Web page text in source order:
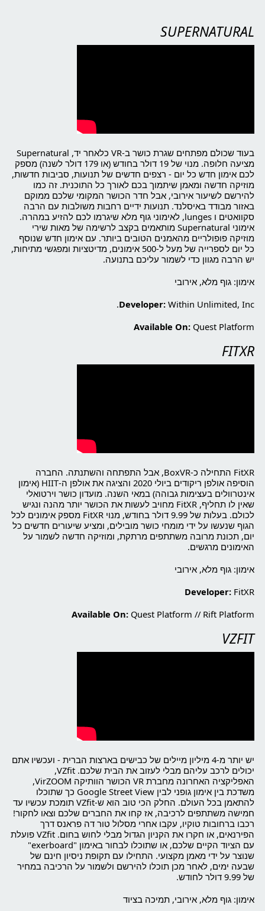
SUPERNATURAL
בעוד שכולם מפתחים שגרת כושר ב-VR כלאחר יד, Supernatural
מציעה חלופה. מנוי של 19 דולר בחודש (או 179 דולר לשנה) מספק
לכם אימון חדש כל יום - רצפים חדשים של תנועות, סביבות חדשות,
מוזיקה חדשה ומאמן שיתמוך בכם לאורך כל התוכנית. זה כמו
להירשם לשיעור אירובי, אבל חדר הכושר המקומי שלכם ממוקם
באזור מבודד באיסלנד. תנועות ידיים רחבות משולבות עם הרבה
סקוואטים ו lunges, לאימוני גוף מלא שיגרמו לכם להזיע במהרה.
אימוני Supernatural מותאמים בקצב לרשימה של מאות שירי
מוזיקה פופולריים מהאמנים הטובים ביותר. עם אימון חדש שנוסף
כל יום לספרייה של מעל ל-500 אימונים, מדיטציות ומפגשי מתיחות,
יש הרבה מגוון כדי לשמור עליכם בתנועה.
אימון: גוף מלא, אירובי
Developer: Within Unlimited, Inc.
Available On: Quest Platform
FITXR
FitXR התחילה כ-BoxVR, אבל התפתחה והשתנתה. החברה
הוסיפה אולפן ריקודים ביולי 2020 והציגה את אולפן ה-HIIT (אימון
אינטרוולים בעצימות גבוהה) במאי השנה. מועדון כושר וירטואלי
שאין לו תחליף, FitXR מחויב לעשות את הכושר יותר מהנה ונגיש
לכולם. בעלות של 9.99 דולר בחודש, מנוי FitXR מספק אימונים לכל
הגוף שנעשו על ידי מומחי כושר מובילים, ומציע שיעורים חדשים כל
יום, תכונת מרובה משתתפים מרתקת, ומוזיקה חדשה לשמור על
האימונים מרגשים.
אימון: גוף מלא, אירובי
Developer: FitXR
Available On: Quest Platform // Rift Platform
VZFIT
יש יותר מ-4 מיליון מיילים של כבישים בארצות הברית - ועכשיו אתם
יכולים לרכב עליהם מבלי לעזוב את הבית שלכם. VZfit,
האפליקציה האחרונה מחברת VR הכושר הוותיקה VirZOOM,
משדכת בין אימון גופני לבין Google Street View כך שתוכלו
להתאמן בכל העולם. החלק הכי טוב הוא ש-VZfit תומכת עכשיו עד
חמישה משתתפים לרכיבה, אז קחו את החברים שלכם וצאו לחקור!
רכבו ברחובות טוקיו, עקבו אחרי מסלול טור דה פראנס דרך
הפירנאים, או חקרו את הקניון הגדול מבלי לחוש בחום. VZfit פועלת
עם הציוד הקיים שלכם, או שתוכלו לבחור באימון "exerboard"
שנוצר על ידי מאמן מקצועי. התחילו עם תקופת ניסיון חינם של
שבעה ימים, לאחר מכן תוכלו להירשם ולשמור על הרכיבה במחיר
של 9.99 דולר לחודש.
אימון: גוף מלא, אירובי, תמיכה בציוד